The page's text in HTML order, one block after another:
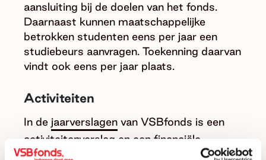
aansluiting bij de doelen van het fonds.
Daarnaast kunnen maatschappelijke
betrokken studenten eens per jaar een
studiebeurs aanvragen. Toekenning daarvan
vindt ook eens per jaar plaats.
Activiteiten
In de jaarverslagen van VSBfonds is een
activiteitenverslag en een financiële
verantwoording opgenomen.